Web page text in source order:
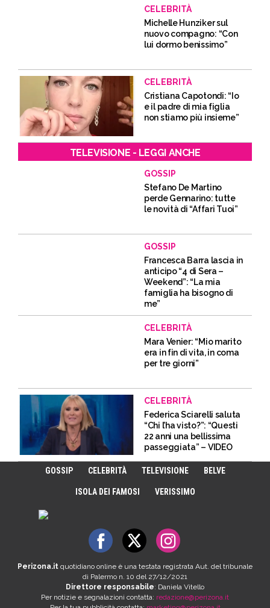
CELEBRITÀ
Michelle Hunziker sul
nuovo compagno: “Con
lui dormo benissimo”
CELEBRITÀ
Cristiana Capotondi: “Io
e il padre di mia figlia
non stiamo più insieme”
TELEVISIONE - LEGGI ANCHE
GOSSIP
Stefano De Martino
perde Gennarino: tutte
le novità di “Affari Tuoi”
GOSSIP
Francesca Barra lascia in
anticipo “4 di Sera –
Weekend”: “La mia
famiglia ha bisogno di
me”
CELEBRITÀ
Mara Venier: “Mio marito
era in fin di vita, in coma
per tre giorni”
CELEBRITÀ
Federica Sciarelli saluta
“Chi l’ha visto?”: “Questi
22 anni una bellissima
passeggiata” – VIDEO
GOSSIP CELEBRITÀ TELEVISIONE BELVE
ISOLA DEI FAMOSI VERISSIMO
Perizona.it quotidiano online è una testata registrata Aut. del tribunale
di Palermo n. 10 del 27/12/2021
Direttore responsabile: Daniela Vitello
Per notizie e segnalazioni contatta: redazione@perizona.it